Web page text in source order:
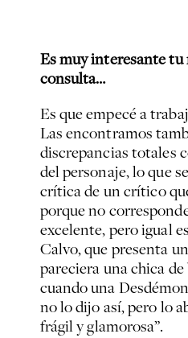
Es muy interesante
consulta…
Es que empecé a
Las encontramos
discrepancias totales
del personaje, lo que
crítica de un crítico
porque no
excelente, pero igual
Calvo, que presenta
pareciera una chica
cuando una
no lo dijo así, pero lo
frágil y glamorosa”.